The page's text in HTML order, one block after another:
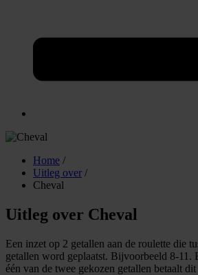
Home /
Uitleg over /
Cheval
Uitleg over Cheval
Een inzet op 2 getallen aan de roulette die
getallen word geplaatst. Bijvoorbeeld 8-11.
één van de twee gekozen getallen betaalt